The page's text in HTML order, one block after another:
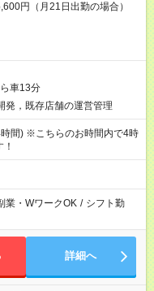
円（月21日出勤の場合）
車13分
発，既存店舗の運営管理
間) ※こちらのお時間内で4時
業・WワークOK / シフト勤
詳細へ